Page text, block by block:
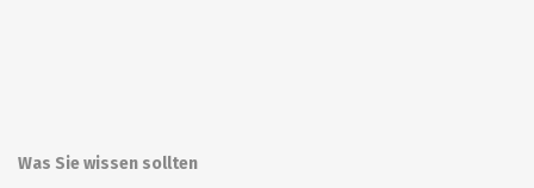
Was Sie wissen sollten